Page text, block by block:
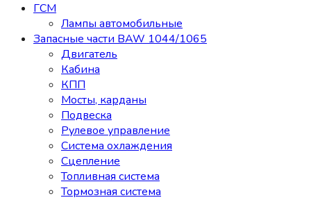
ГСМ
Лампы автомобильные
Запасные части BAW 1044/1065
Двигатель
Кабина
КПП
Мосты, карданы
Подвеска
Рулевое управление
Система охлаждения
Сцепление
Топливная система
Тормозная система